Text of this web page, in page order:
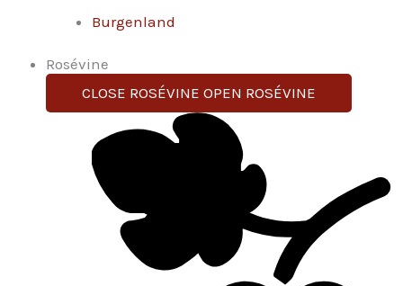
Burgenland
Rosévine
CLOSE ROSÉVINE OPEN ROSÉVINE